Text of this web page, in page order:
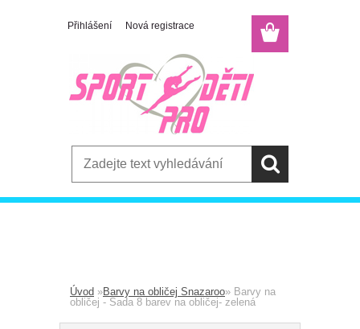
Přihlášení Nová registrace
Úvod »Barvy na obličej Snazaroo» Barvy na
obličej - Sada 8 barev na obličej- zelená